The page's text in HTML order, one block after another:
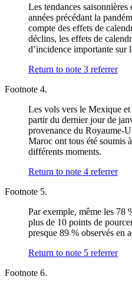
Les tendances saisonnières
années précédant la
compte des effets de
déclins, les effets de
d’incidence importante sur
Return to note 3 referrer
Footnote 4.
Les vols vers le Mexique et
partir du dernier jour de
provenance du Royaume-
Maroc ont tous été soumis
différents moments.
Return to note 4 referrer
Footnote 5.
Par exemple, même les 78
plus de 10 points de
presque 89 % observés en
Return to note 5 referrer
Footnote 6.